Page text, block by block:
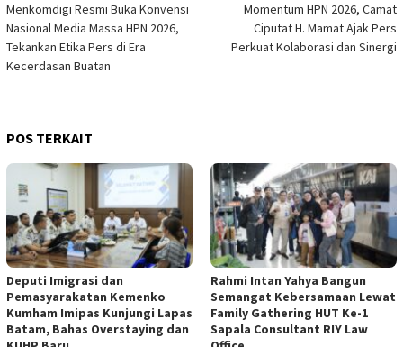
pos
Menkomdigi Resmi Buka Konvensi
Nasional Media Massa HPN 2026,
Tekankan Etika Pers di Era
Kecerdasan Buatan
Momentum HPN 2026, Camat
Ciputat H. Mamat Ajak Pers
Perkuat Kolaborasi dan Sinergi
POS TERKAIT
Deputi Imigrasi dan
Pemasyarakatan Kemenko
Kumham Imipas Kunjungi Lapas
Batam, Bahas Overstaying dan
Rahmi Intan Yahya Bangun
Semangat Kebersamaan Lewat
Family Gathering HUT Ke-1
Sapala Consultant RIY Law